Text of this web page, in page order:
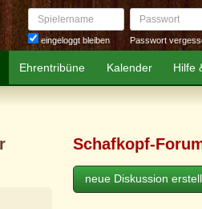
Spielername
eingeloggt bleiben
Passwort
Passwort
Ehrentribüne Kalender Hilfe
Schafkopf-
neue Diskussion